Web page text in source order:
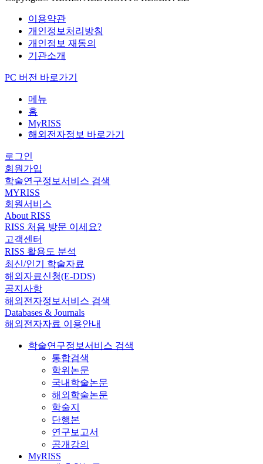
이용약관
개인정보처리방침
개인정보 재동의
기관소개
PC 버전 바로가기
메뉴
홈
MyRISS
해외전자정보 바로가기
로그인
회원가입
학술연구정보서비스 검색
MYRISS
회원서비스
About RISS
RISS 처음 방문 이세요?
고객센터
RISS 활용도 분석
최신/인기 학술자료
해외자료신청(E-DDS)
공지사항
해외전자정보서비스 검색
Databases & Journals
해외전자자료 이용안내
학술연구정보서비스 검색
통합검색
학위논문
국내학술논문
해외학술논문
학술지
단행본
연구보고서
공개강의
MyRISS